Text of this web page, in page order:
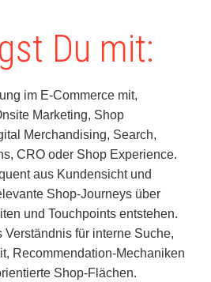
Du mit:
im E-Commerce mit,
Marketing, Shop
Merchandising, Search,
CRO oder Shop Experience.
aus Kundensicht und
Shop-Journeys über
und Touchpoints entstehen.
Verständnis für interne Suche,
Recommendation-Mechaniken
Shop-Flächen.